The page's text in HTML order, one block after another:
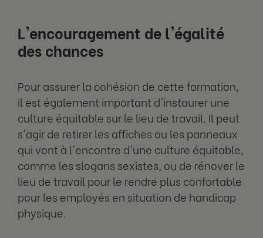
L'encouragement de l'égalité
des chances
Pour assurer la cohésion de cette formation,
il est également important d'instaurer une
culture équitable sur le lieu de travail. Il peut
s'agir de retirer les affiches ou les panneaux
qui vont à l'encontre d'une culture équitable,
comme les slogans sexistes, ou de rénover le
lieu de travail pour le rendre plus confortable
pour les employés en situation de handicap
physique.